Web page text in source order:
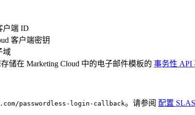
户端 ID
客户端密钥
域
储在 Marketing Cloud 中的电子邮件模板的 事务性 API
passwordless-login-callback。请参阅 配置